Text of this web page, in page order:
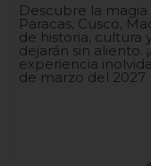
Descubre la magia
Paracas, Cusco,
de historia, cultura
dejarán sin aliento.
experiencia
de marzo del 2027